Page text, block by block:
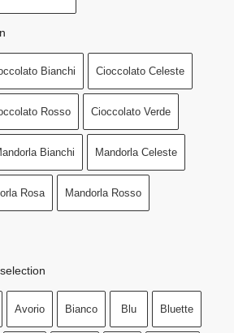
Bianchi Cioccolato Celeste
Rosso Cioccolato Verde
Bianchi Mandorla Celeste
Rosa Mandorla Rosso
Avorio Bianco Blu Bluette